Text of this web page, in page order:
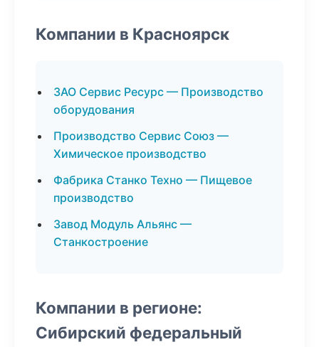
Компании в Красноярск
ЗАО Сервис Ресурс — Производство
оборудования
Производство Сервис Союз —
Химическое производство
Фабрика Станко Техно — Пищевое
производство
Завод Модуль Альянс —
Станкостроение
Компании в регионе:
Сибирский федеральный